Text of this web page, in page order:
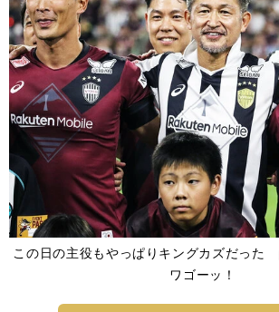
この日の主役もやっぱりキングカズだっ
ワゴーッ！